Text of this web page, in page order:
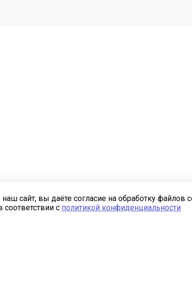
сайт, вы даёте согласие на обработку файлов
соответствии с политикой конфиденциальности